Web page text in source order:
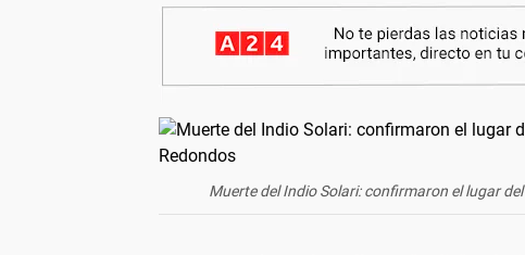
Muerte del Indio Solari: confirmaron el lugar